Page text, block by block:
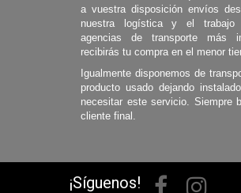
a vuestra disposición envíos
nuestra logística y el trabajo
agencias de transporte más
recibirás tu compra en el menor
Igualmente disponemos de
producto usado dejando
necesitar este servicio. Siempre
cliente final.
¡Síguenos!